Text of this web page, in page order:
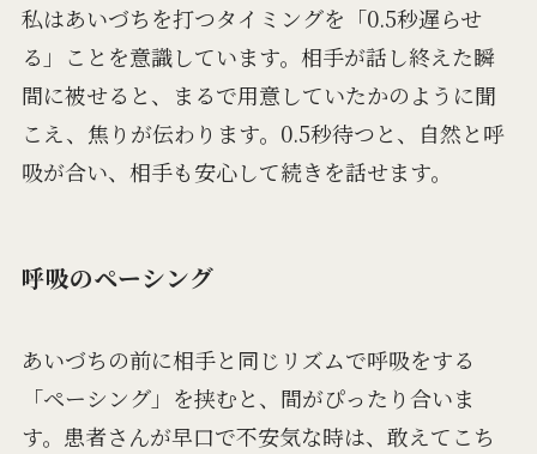
私はあいづちを打つタイミングを「0.5秒遅らせ
る」ことを意識しています。相手が話し終えた瞬
間に被せると、まるで用意していたかのように聞
こえ、焦りが伝わります。0.5秒待つと、自然と呼
吸が合い、相手も安心して続きを話せます。
呼吸のペーシング
あいづちの前に相手と同じリズムで呼吸をする
「ペーシング」を挟むと、間がぴったり合いま
す。患者さんが早口で不安気な時は、敢えてこち